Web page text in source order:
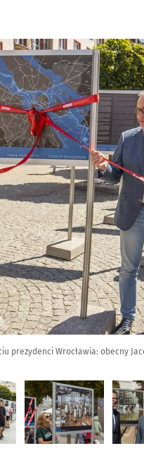
prezydenci Wrocławia: obecny